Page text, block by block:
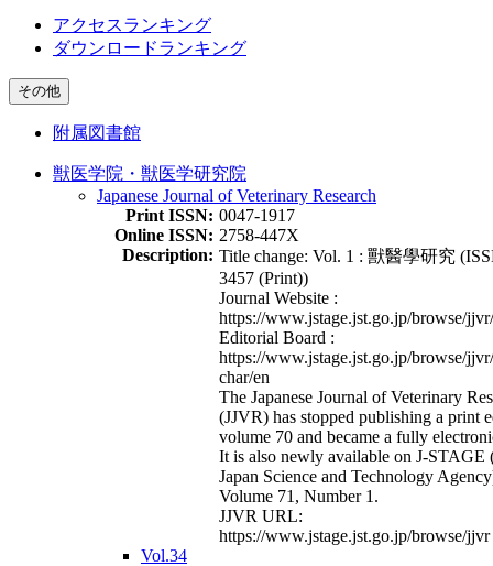
アクセスランキング
ダウンロードランキング
その他
附属図書館
獣医学院・獣医学研究院
Japanese Journal of Veterinary Research
Print ISSN: 0047-1917
Online ISSN: 2758-447X
Description: Title change: Vol. 1 : 獸醫學研究
3457 (Print))
Journal Website :
https://www.jstage.jst.go.jp/browse/
Editorial Board :
https://www.jstage.jst.go.jp/browse/
char/en
The Japanese Journal of Veterinary
(JJVR) has stopped publishing a print
volume 70 and became a fully
It is also newly available on J-STAGE
Japan Science and Technology
Volume 71, Number 1.
JJVR URL:
https://www.jstage.jst.go.jp/browse/jjvr
Vol.34